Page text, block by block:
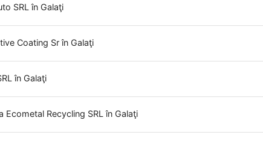
SRL în Galaţi
Coating Sr în Galaţi
în Galaţi
Ecometal Recycling SRL în Galaţi